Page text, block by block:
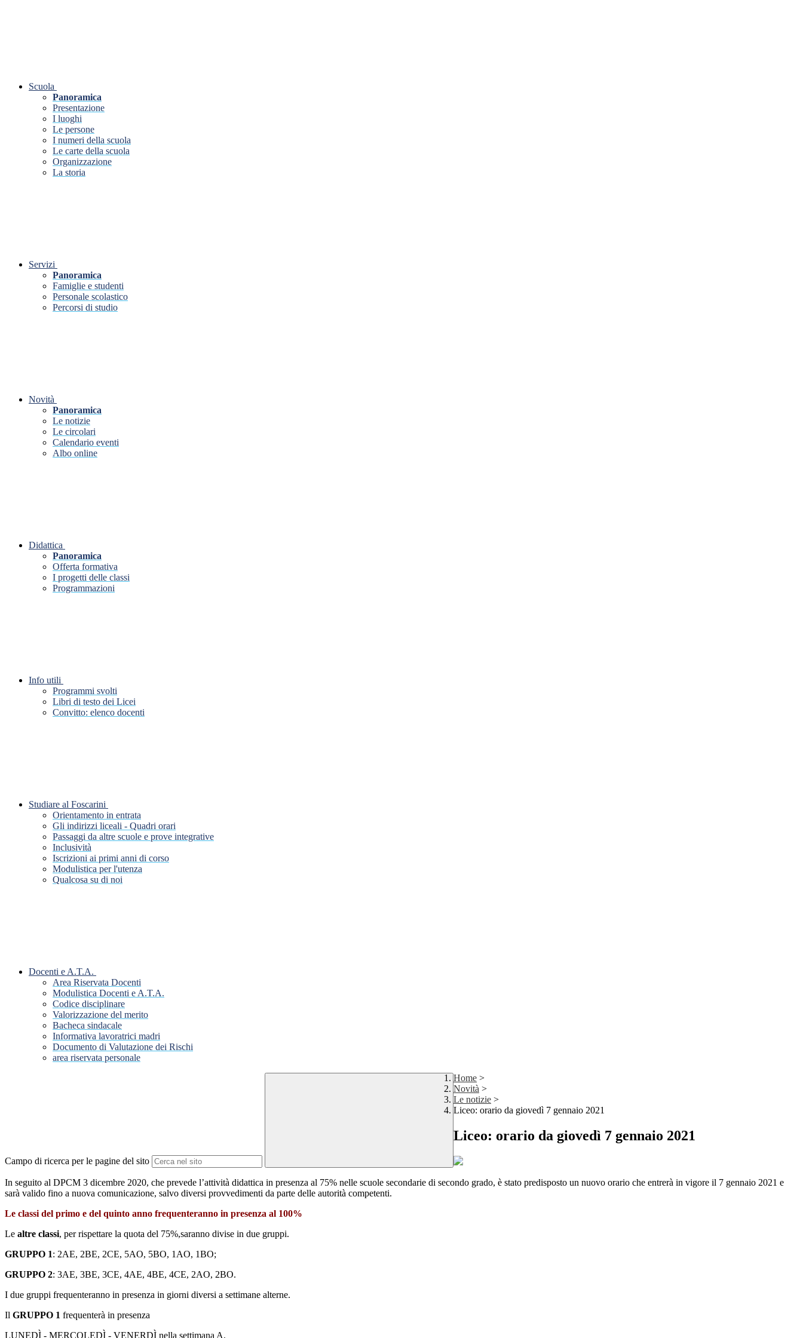
Scuola
Panoramica
Presentazione
I luoghi
Le persone
I numeri della scuola
Le carte della scuola
Organizzazione
La storia
Servizi
Panoramica
Famiglie e studenti
Personale scolastico
Percorsi di studio
Novità
Panoramica
Le notizie
Le circolari
Calendario eventi
Albo online
Didattica
Panoramica
Offerta formativa
I progetti delle classi
Programmazioni
Info utili
Programmi svolti
Libri di testo dei Licei
Convitto: elenco docenti
Studiare al Foscarini
Orientamento in entrata
Gli indirizzi liceali - Quadri orari
Passaggi da altre scuole e prove integrative
Inclusività
Iscrizioni ai primi anni di corso
Modulistica per l'utenza
Qualcosa su di noi
Docenti e A.T.A.
Area Riservata Docenti
Modulistica Docenti e A.T.A.
Codice disciplinare
Valorizzazione del merito
Bacheca sindacale
Informativa lavoratrici madri
Documento di Valutazione dei Rischi
area riservata personale
Campo di ricerca per le pagine del sito
Home >
Novità >
Le notizie >
Liceo: orario da giovedì 7 gennaio 2021
Liceo: orario da giovedì 7 gennaio 2021
In seguito al DPCM 3 dicembre 2020, che prevede l’attività didattica in presenza al 75% nelle scuole secondarie di secondo grado, è stato predisposto un nuovo orario che entrerà in vigore il 7 gennaio 2021 e
sarà valido fino a nuova comunicazione, salvo diversi provvedimenti da parte delle autorità competenti.
Le classi del primo e del quinto anno frequenteranno in presenza al 100%
Le altre classi, per rispettare la quota del 75%,saranno divise in due gruppi.
GRUPPO 1: 2AE, 2BE, 2CE, 5AO, 5BO, 1AO, 1BO;
GRUPPO 2: 3AE, 3BE, 3CE, 4AE, 4BE, 4CE, 2AO, 2BO.
I due gruppi frequenteranno in presenza in giorni diversi a settimane alterne.
Il GRUPPO 1 frequenterà in presenza
LUNEDÌ - MERCOLEDÌ - VENERDÌ nella settimana A,